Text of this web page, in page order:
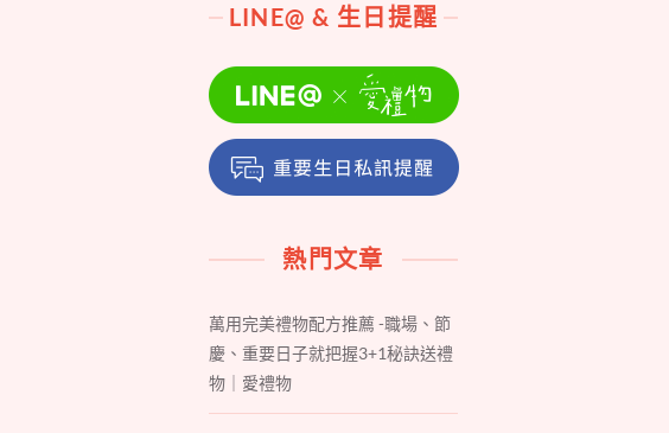
LINE@ & 生日提醒
熱門文章
萬用完美禮物配方推薦 -職場、節
慶、重要日子就把握3+1秘訣送禮
物｜愛禮物